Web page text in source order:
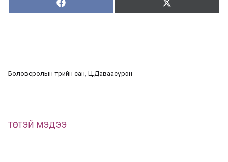
Хуваалцах:
Х
у
х
Түгээх:
Т
Боловсролын төрийн сан Ц.Даваасүрэн
ТӨСТЭЙ МЭДЭЭ